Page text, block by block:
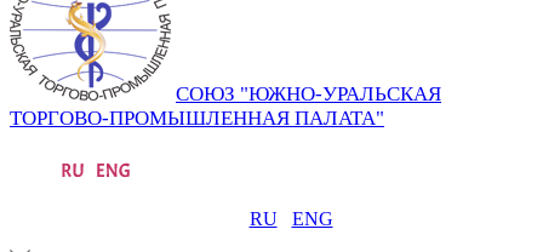
СОЮЗ "ЮЖНО-УРАЛЬСКАЯ
ТОРГОВО-ПРОМЫШЛЕННАЯ ПАЛАТА"
RU ENG